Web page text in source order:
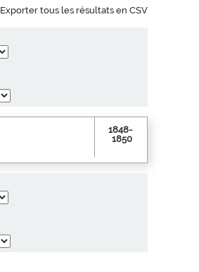
Exporter tous les résultats en CSV
1848-
1850